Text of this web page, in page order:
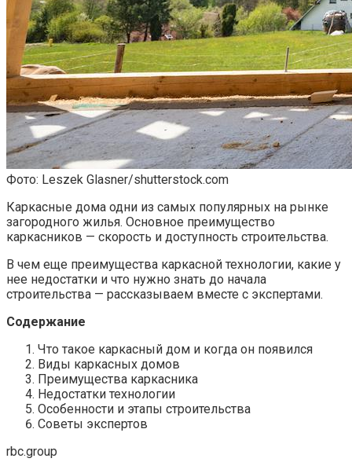
Фото: Leszek Glasner/shutterstock.com
Каркасные дома одни из самых популярных на рынке
загородного жилья. Основное преимущество
каркасников — скорость и доступность строительства.
В чем еще преимущества каркасной технологии, какие у
нее недостатки и что нужно знать до начала
строительства — рассказываем вместе с экспертами.
Содержание
Что такое каркасный дом и когда он появился
Виды каркасных домов
Преимущества каркасника
Недостатки технологии
Особенности и этапы строительства
Советы экспертов
rbc.group